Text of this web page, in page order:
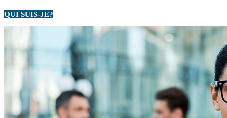
QUI SUIS-JE?